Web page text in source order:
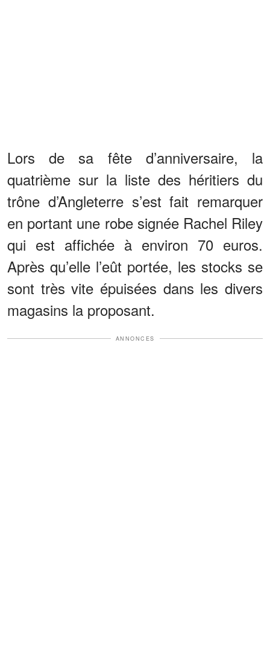
Lors de sa fête d’anniversaire, la
quatrième sur la liste des héritiers du
trône d’Angleterre s’est fait remarquer
en portant une robe signée Rachel Riley
qui est affichée à environ 70 euros.
Après qu’elle l’eût portée, les stocks se
sont très vite épuisées dans les divers
magasins la proposant.
ANNONCES